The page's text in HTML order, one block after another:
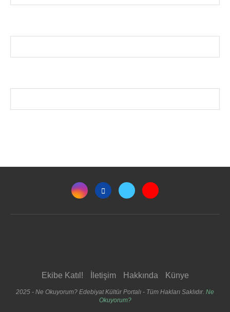
Ekibe Katıl! İletişim Hakkında Künye
2025 - Ne Okuyorum? Edebiyat Kültür Portalı - Tüm Hakları Saklıdır. Ne
Okuyorum?